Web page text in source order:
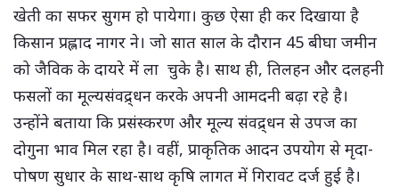
खेती का सफर सुगम हो पायेगा। कुछ ऐसा ही कर दिखाया है
किसान प्रह्लाद नागर ने। जो सात साल के दौरान 45 बीघा जमीन
को जैविक के दायरे में ला चुके है। साथ ही, तिलहन और दलहनी
फसलों का मूल्यसंवद्र्धन करके अपनी आमदनी बढ़ा रहे है।
उन्होंने बताया कि प्रसंस्करण और मूल्य संवद्र्धन से उपज का
दोगुना भाव मिल रहा है। वहीं, प्राकृतिक आदन उपयोग से मृदा-
पोषण सुधार के साथ-साथ कृषि लागत में गिरावट दर्ज हुई है।